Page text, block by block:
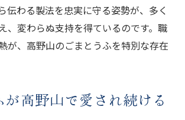
伝わる製法を忠実に守る姿勢が、多く
、変わらぬ支持を得ているのです。職
が、高野山のごまとうふを特別な存在
が高野山で愛され続ける